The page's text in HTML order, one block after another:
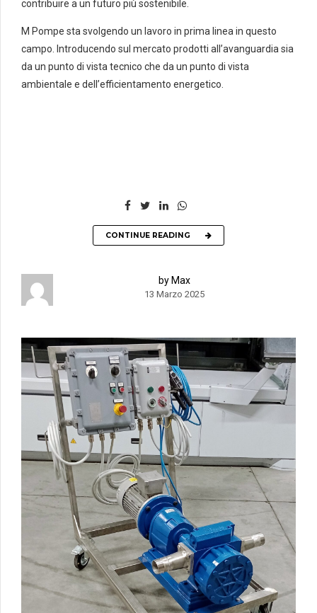
contribuire a un futuro più sostenibile.
M Pompe sta svolgendo un lavoro in prima linea in questo
campo. Introducendo sul mercato prodotti all’avanguardia sia
da un punto di vista tecnico che da un punto di vista
ambientale e dell’efficientamento energetico.
CONTINUE READING
by Max
13 Marzo 2025